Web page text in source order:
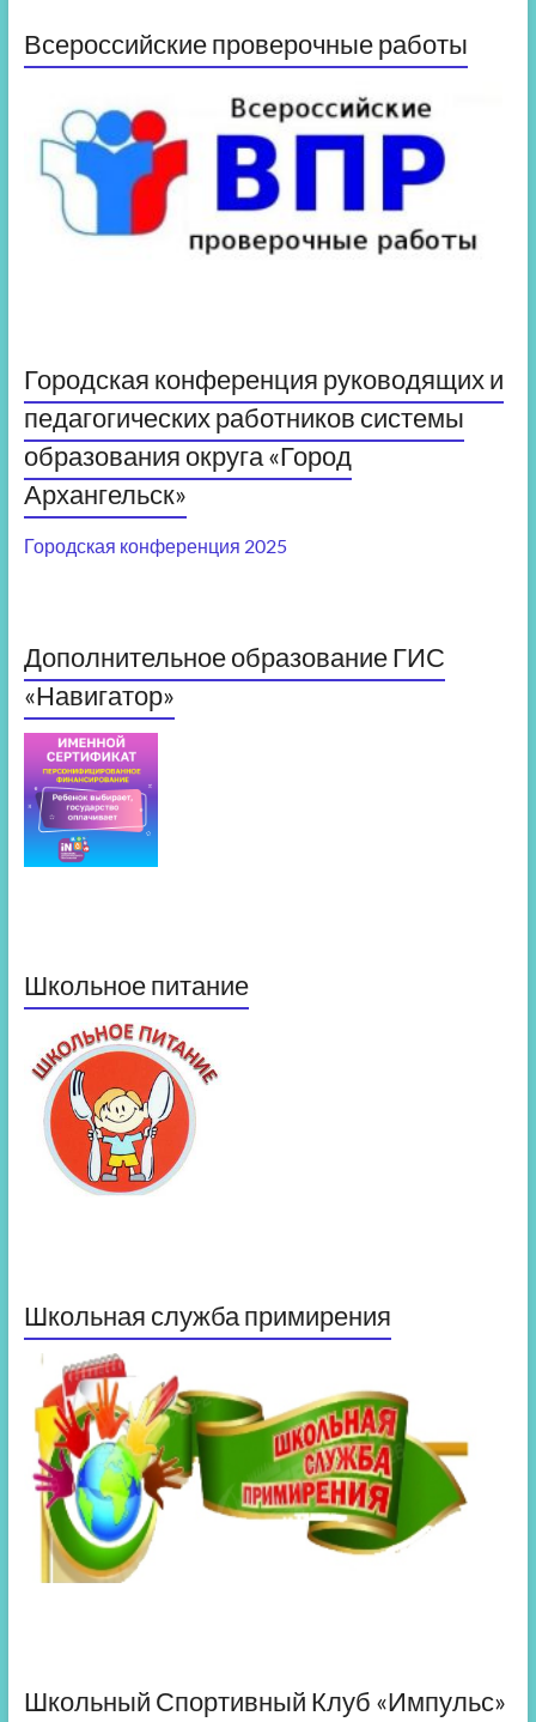
Всероссийские проверочные работы
Городская конференция руководящих и
педагогических работников системы
образования округа «Город
Архангельск»
Городская конференция 2025
Дополнительное образование ГИС
«Навигатор»
Школьное питание
Школьная служба примирения
Школьный Спортивный Клуб «Импульс»